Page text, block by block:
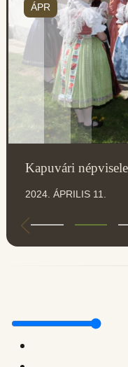
ÁPR
Kapuvári
2024. ÁPRILIS 11.